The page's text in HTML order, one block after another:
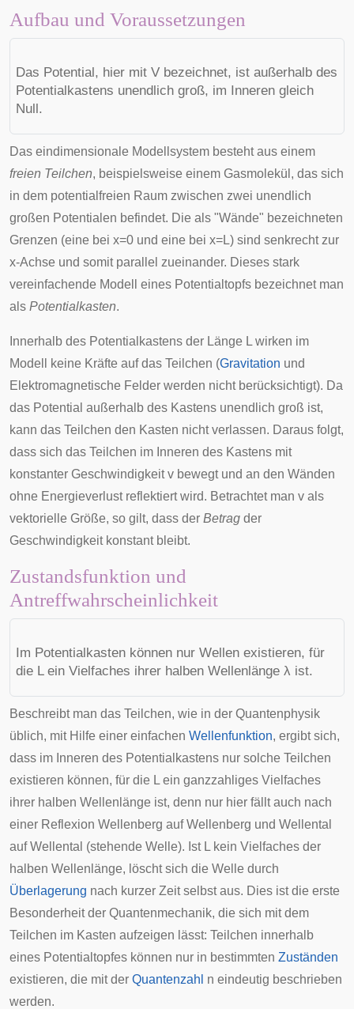
Aufbau und Voraussetzungen
Das Potential, hier mit V bezeichnet, ist außerhalb des
Potentialkastens unendlich groß, im Inneren gleich
Null.
Das eindimensionale Modellsystem besteht aus einem
freien Teilchen, beispielsweise einem Gasmolekül, das sich
in dem potentialfreien Raum zwischen zwei unendlich
großen Potentialen befindet. Die als "Wände" bezeichneten
Grenzen (eine bei x=0 und eine bei x=L) sind senkrecht zur
x-Achse und somit parallel zueinander. Dieses stark
vereinfachende Modell eines Potentialtopfs bezeichnet man
als Potentialkasten.
Innerhalb des Potentialkastens der Länge L wirken im
Modell keine Kräfte auf das Teilchen (Gravitation und
Elektromagnetische Felder werden nicht berücksichtigt). Da
das Potential außerhalb des Kastens unendlich groß ist,
kann das Teilchen den Kasten nicht verlassen. Daraus folgt,
dass sich das Teilchen im Inneren des Kastens mit
konstanter Geschwindigkeitv bewegt und an den Wänden
ohne Energieverlust reflektiert wird. Betrachtet man v als
vektorielle Größe, so gilt, dass der Betrag der
Geschwindigkeit konstant bleibt.
Zustandsfunktion und
Antreffwahrscheinlichkeit
Im Potentialkasten können nur Wellen existieren, für
die Lein Vielfaches ihrer halben Wellenlänge λ ist.
Beschreibt man das Teilchen, wie in der Quantenphysik
üblich, mit Hilfe einer einfachen Wellenfunktion, ergibt sich,
dass im Inneren des Potentialkastens nur solche Teilchen
existieren können, für die L ein ganzzahliges Vielfaches
ihrer halben Wellenlänge ist, denn nur hier fällt auch nach
einer Reflexion Wellenberg auf Wellenberg und Wellental
auf Wellental (stehende Welle). Ist L kein Vielfaches der
halben Wellenlänge, löscht sich die Welle durch
Überlagerung nach kurzer Zeit selbst aus. Dies ist die erste
Besonderheit der Quantenmechanik, die sich mit dem
Teilchen im Kasten aufzeigen lässt: Teilchen innerhalb
eines Potentialtopfes können nur in bestimmten Zuständen
existieren, die mit der Quantenzahl n eindeutig beschrieben
werden.